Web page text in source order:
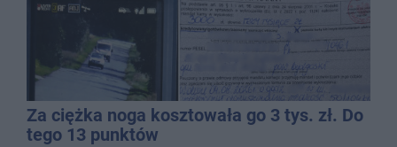
Za ciężka noga kosztowała go 3 tys. zł. Do
tego 13 punktów